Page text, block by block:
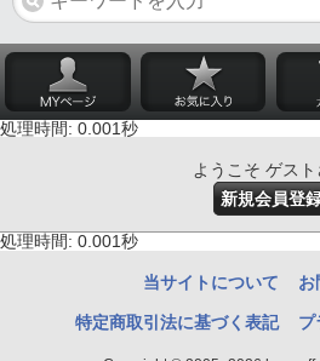
処理時間: 0.001秒
ようこそ ゲスト
新規会員登
処理時間: 0.001秒
当サイトについて お
特定商取引法に基づく表記 プ